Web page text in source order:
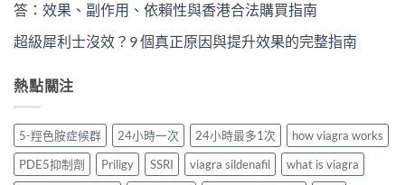
答：效果、副作用、依賴性與香港合法購買指南
超級犀利士沒效？9 個真正原因與提升效果的完整指南
熱點關注
5-羥色胺症候群 24小時一次 24小時最多1次
how viagra works
PDE5抑制劑
Priligy SSRI viagra sildenafil
what is viagra